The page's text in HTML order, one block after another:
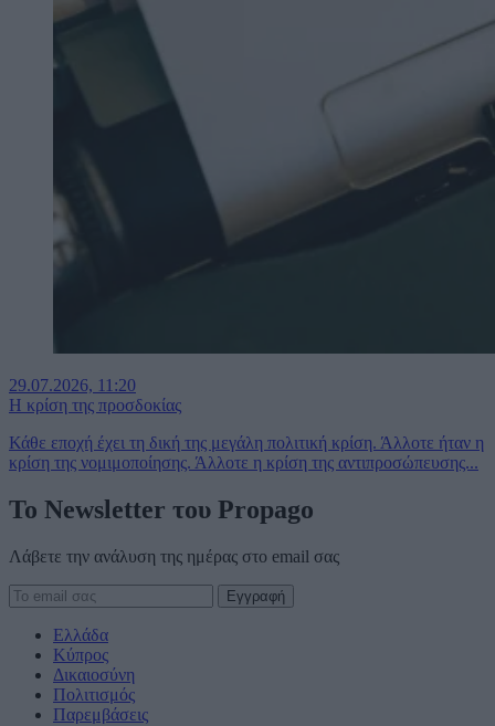
29.07.2026, 11:20
Η κρίση της προσδοκίας
Κάθε εποχή έχει τη δική της μεγάλη πολιτική κρίση. Άλλοτε ήταν η
κρίση της νομιμοποίησης. Άλλοτε η κρίση της αντιπροσώπευσης...
To Newsletter του Propago
Λάβετε την ανάλυση της ημέρας στο email σας
Ελλάδα
Κύπρος
Δικαιοσύνη
Πολιτισμός
Παρεμβάσεις